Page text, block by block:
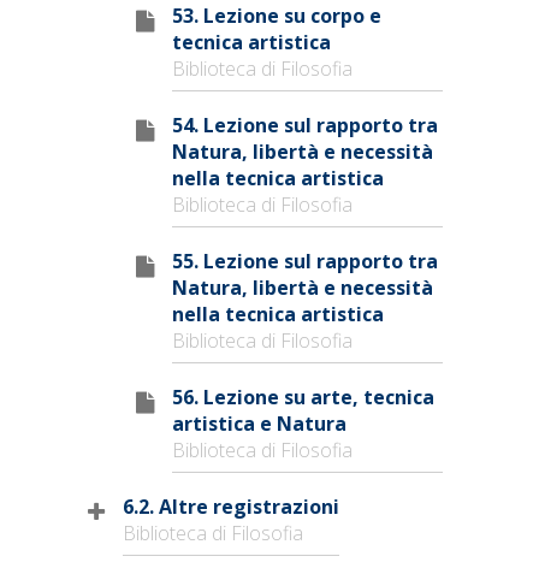
53. Lezione su corpo e
tecnica artistica
Biblioteca di Filosofia
54. Lezione sul rapporto tra
Natura, libertà e necessità
nella tecnica artistica
Biblioteca di Filosofia
55. Lezione sul rapporto tra
Natura, libertà e necessità
nella tecnica artistica
Biblioteca di Filosofia
56. Lezione su arte, tecnica
artistica e Natura
Biblioteca di Filosofia
6.2. Altre registrazioni
Biblioteca di Filosofia